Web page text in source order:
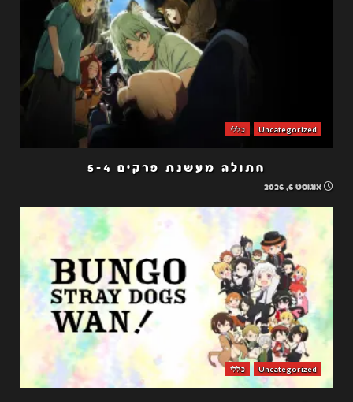
Uncategorized כללי
חתולה מעשנת פרקים 5-4
אוגוסט 6, 2026
Uncategorized כללי